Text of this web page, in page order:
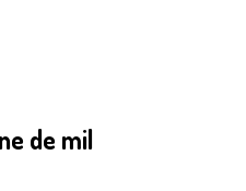
de mil